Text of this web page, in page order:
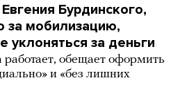
Бурдинского,
за мобилизацию,
уклоняться за деньги
обещает оформить
и «без лишних